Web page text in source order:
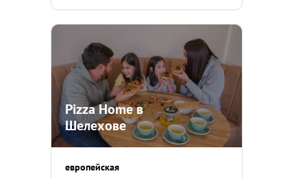
Pizza Home в
Шелехове
европейская